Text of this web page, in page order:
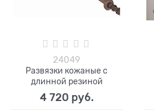
24049
Развязки кожаные с
длинной резиной
4 720 руб.